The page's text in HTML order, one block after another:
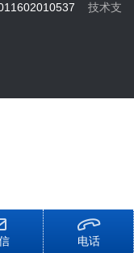
技术支
电话